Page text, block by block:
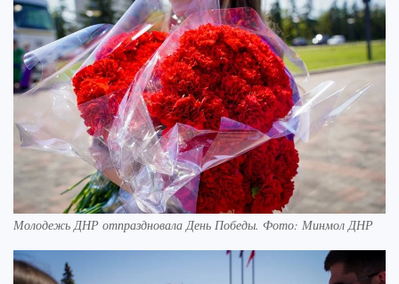
Молодежь ДНР отпраздновала День Победы. Фото: Минмол ДНР